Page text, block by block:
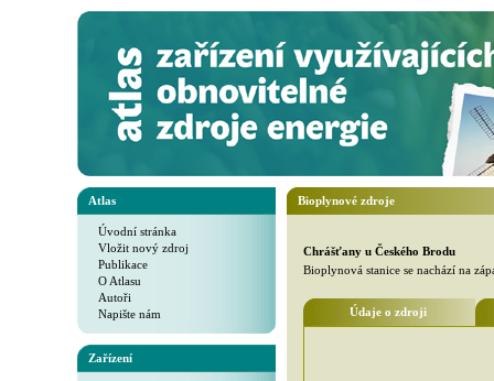
Atlas
Úvodní stránka
Vložit nový zdroj
Publikace
O Atlasu
Autoři
Napište nám
Zařízení
Bioplynové zdroje
Chrášťany u Českého Brodu
Bioplynová stanice se nachází na
Údaje o zdroji